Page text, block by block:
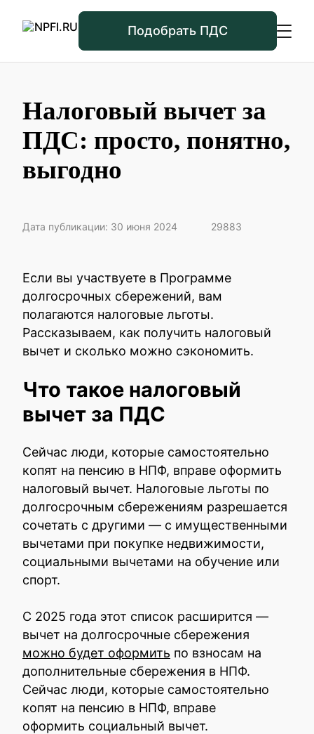
Подобрать ПДС
Налоговый вычет за
ПДС: просто, понятно,
выгодно
Дата публикации: 30 июня 2024 29883
Если вы участвуете в Программе
долгосрочных сбережений, вам
полагаются налоговые льготы.
Рассказываем, как получить налоговый
вычет и сколько можно сэкономить.
Что такое налоговый
вычет за ПДС
Сейчас люди, которые самостоятельно
копят на пенсию в НПФ, вправе оформить
налоговый вычет. Налоговые льготы по
долгосрочным сбережениям разрешается
сочетать с другими — с имущественными
вычетами при покупке недвижимости,
социальными вычетами на обучение или
спорт.
С 2025 года этот список расширится —
вычет на долгосрочные сбережения
можно будет оформить по взносам на
дополнительные сбережения в НПФ.
Сейчас люди, которые самостоятельно
копят на пенсию в НПФ, вправе
оформить социальный вычет.